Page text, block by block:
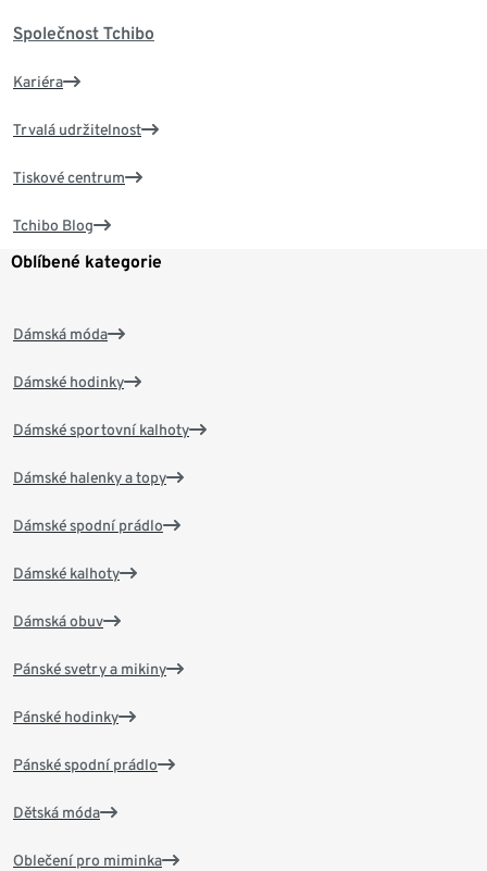
Společnost Tchibo
Kariéra
Trvalá udržitelnost
Tiskové centrum
Tchibo Blog
Oblíbené kategorie
Dámská móda
Dámské hodinky
Dámské sportovní kalhoty
Dámské halenky a topy
Dámské spodní prádlo
Dámské kalhoty
Dámská obuv
Pánské svetry a mikiny
Pánské hodinky
Pánské spodní prádlo
Dětská móda
Oblečení pro miminka